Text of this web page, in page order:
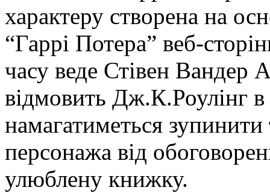
характеру створена на
“Гаррі Потера” веб-
часу веде Стівен Вандер
відмовить Дж.К.Роулінг
намагатиметься
персонажа від
улюблену книжку.